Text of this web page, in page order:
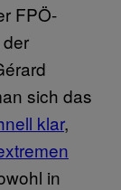
FPÖ-
sich das
klar,
in